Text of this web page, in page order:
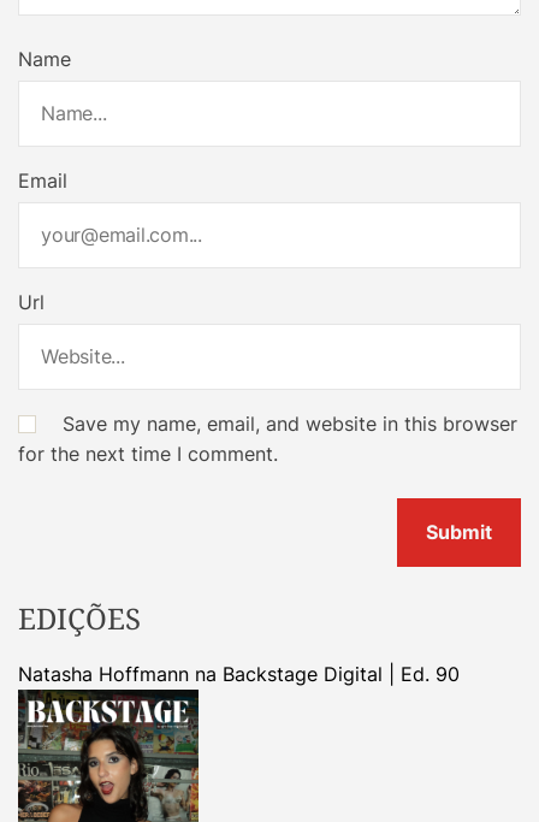
Name
Email
Url
Save my name, email, and website in this browser
for the next time I comment.
EDIÇÕES
Natasha Hoffmann na Backstage Digital | Ed. 90